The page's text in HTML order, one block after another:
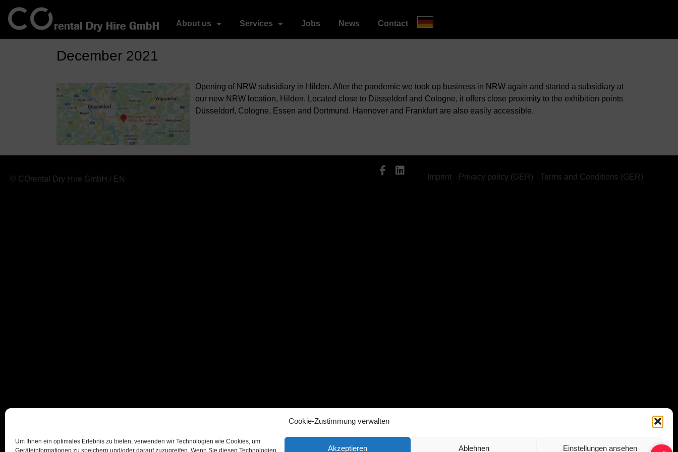
Cookie-Zustimmung verwalten
Um Ihnen ein optimales Erlebnis zu bieten, verwenden wir Technologien wie Cookies, um
Geräteinformationen zu speichern und/oder darauf zuzugreifen. Wenn Sie diesen Technologien
Akzeptieren Ablehnen Einstellungen ansehen
About us Services Jobs News Contact
December 2021
Opening of NRW subsidiary in Hilden. After the pandemic we took up business in NRW again and started a subsidiary at
our new NRW location, Hilden. Located close to Düsseldorf and Cologne, it offers close proximity to the exhibition points
Düsseldorf, Cologne, Essen and Dortmund. Hannover and Frankfurt are also easily accessible.
© COrental Dry Hire GmbH / EN Imprint Privacy policy (GER) Terms and Conditions (GER)